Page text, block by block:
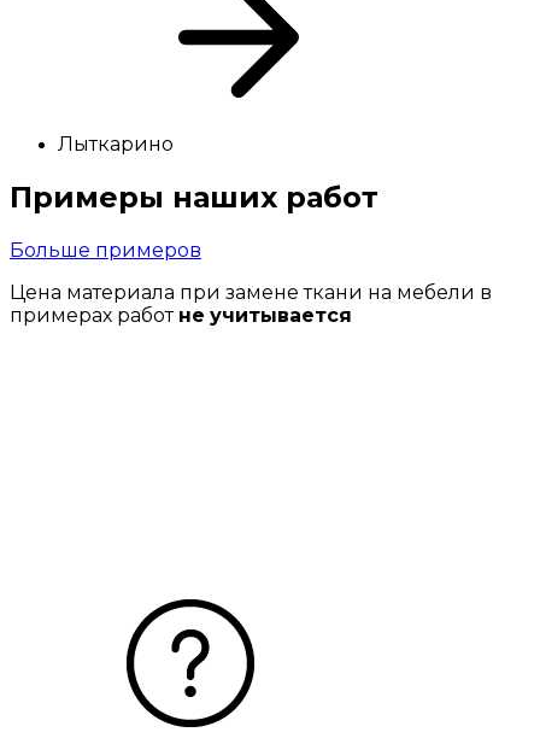
Лыткарино
Примеры наших работ
Больше примеров
Цена материала при замене ткани на мебели в
примерах работне учитывается